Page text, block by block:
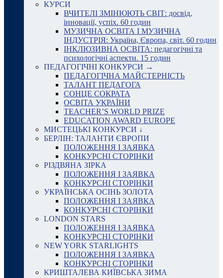
КУРСИ
ВЧИТЕЛІ ЗМІНЮЮТЬ СВІТ: досвід,
інновації, успіх. 60 годин
МУЗИЧНА ОСВІТА І МУЗИЧНА
ІНДУСТРІЯ: Україна, Європа, світ. 60 годин
ІНКЛЮЗИВНА ОСВІТА: педагогічні та
психологічні аспекти. 15 годин
ПЕДАГОГІЧНІ КОНКУРСИ →
ПЕДАГОГІЧНА МАЙСТЕРНІСТЬ
ТАЛАНТ ПЕДАГОГА
СОНЦЕ СОКРАТА
ОСВІТА УКРАЇНИ
TEACHER’S WORLD PRIZE
EDUCATION AWARD EUROPE
МИСТЕЦЬКІ КОНКУРСИ ↓
БЕРЛІН: ТАЛАНТИ ЄВРОПИ
ПОЛОЖЕННЯ І ЗАЯВКА
КОНКУРСНІ СТОРІНКИ
РІЗДВЯНА ЗІРКА
ПОЛОЖЕННЯ І ЗАЯВКА
КОНКУРСНІ СТОРІНКИ
УКРАЇНСЬКА ОСІНЬ ЗОЛОТА
ПОЛОЖЕННЯ І ЗАЯВКА
КОНКУРСНІ СТОРІНКИ
LONDON STARS
ПОЛОЖЕННЯ І ЗАЯВКА
КОНКУРСНІ СТОРІНКИ
NEW YORK STARLIGHTS
ПОЛОЖЕННЯ І ЗАЯВКА
КОНКУРСНІ СТОРІНКИ
КРИШТАЛЕВА КИЇВСЬКА ЗИМА